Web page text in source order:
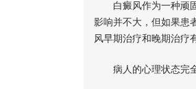
白癜风作为一种顽固
影响并不大，但如果患
风早期治疗和晚期治疗
病人的心理状态完